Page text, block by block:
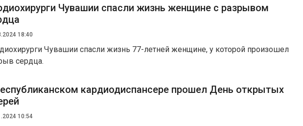
Чувашии спасли жизнь женщине с разрывом
18:40
Чувашии спасли жизнь 77-летней женщине, у которой произошел
сердца.
кардиодиспансере прошел День открытых
10:54